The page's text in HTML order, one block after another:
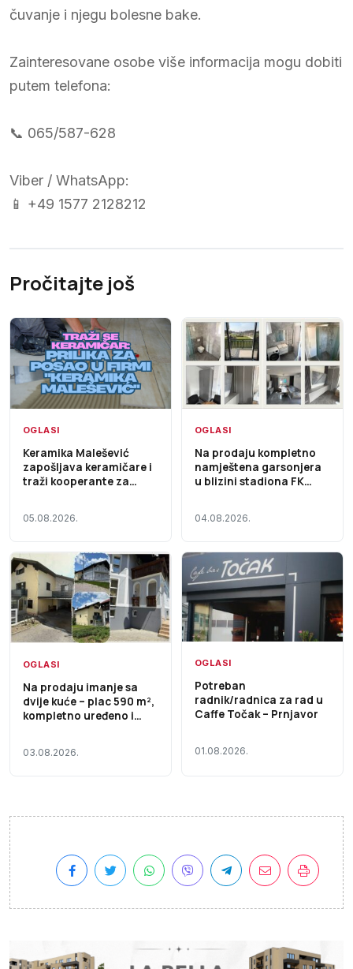
čuvanje i njegu bolesne bake.
Zainteresovane osobe više informacija mogu dobiti
putem telefona:
📞 065/587-628
Viber / WhatsApp:
📱 +49 1577 2128212
Pročitajte još
OGLASI
Keramika Malešević
zapošljava keramičare i
traži kooperante za
05.08.2026.
OGLASI
Na prodaju kompletno
namještena garsonjera
u blizini stadiona FK
04.08.2026.
OGLASI
Na prodaju imanje sa
dvije kuće – plac 590 m²,
kompletno uređeno i
03.08.2026.
OGLASI
Potreban
radnik/radnica za rad u
Caffe Točak – Prnjavor
01.08.2026.